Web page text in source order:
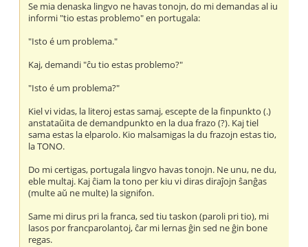
Se mia denaska lingvo ne havas tonojn, do mi demandas al iu
informi "tio estas problemo" en portugala:
"Isto é um problema."
Kaj, demandi "ĉu tio estas problemo?"
"Isto é um problema?"
Kiel vi vidas, la literoj estas samaj, escepte de la finpunkto (.)
anstataŭita de demandpunkto en la dua frazo (?). Kaj tiel
sama estas la elparolo. Kio malsamigas la du frazojn estas tio,
la TONO.
Do mi certigas, portugala lingvo havas tonojn. Ne unu, ne du,
eble multaj. Kaj ĉiam la tono per kiu vi diras diraĵojn ŝanĝas
(multe aŭ ne multe) la signifon.
Same mi dirus pri la franca, sed tiu taskon (paroli pri tio), mi
lasos por francparolantoj, ĉar mi lernas ĝin sed ne ĝin bone
regas.